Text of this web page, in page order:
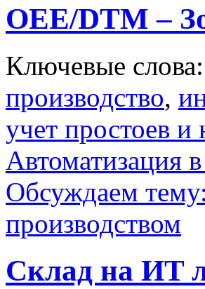
OEE/DTM –
Ключевые слова:
производство,
учет простоев и
Автоматизация
Обсуждаем
производством
Склад на ИT